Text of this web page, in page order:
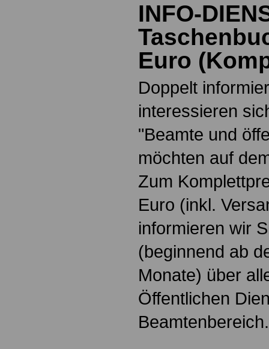
INFO-
Euro (
Doppelt
interessieren
"Beamte und
möchten auf
Zum
Euro (inkl.
informieren wir
(beginnend ab
Monate) über
Öffentlichen
Beamtenbereich.